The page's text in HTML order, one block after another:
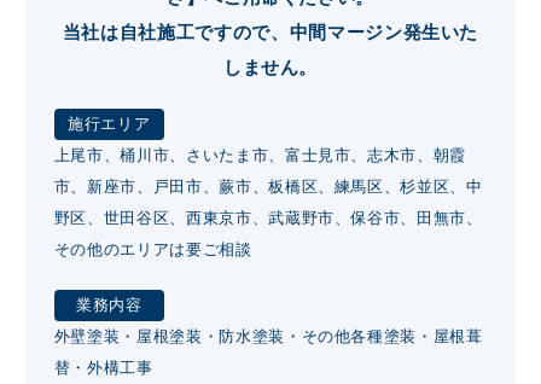
当社は自社施工ですので、中間マージン発生いた
しません。
施行エリア
上尾市、桶川市、さいたま市、富士見市、志木市、朝霞
市、新座市、戸田市、蕨市、板橋区、練馬区、杉並区、中
野区、世田谷区、西東京市、武蔵野市、保谷市、田無市、
その他のエリアは要ご相談
業務内容
外壁塗装・屋根塗装・防水塗装・その他各種塗装・屋根葺
替・外構工事